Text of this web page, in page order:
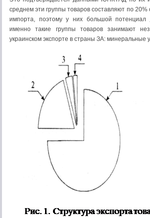
среднем эти группы товаров составляют по
импорта, поэтому у них большой потенциал
именно такие группы товаров занимают
украинском экспорте в страны ЗА: минеральные